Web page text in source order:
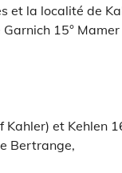
et la localité de
15°
Kahler) et Kehlen
Bertrange,